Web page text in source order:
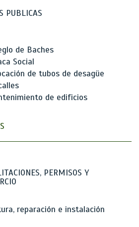
PUBLICAS
de Baches
Social
de tubos de desagüe
de edificios
PERMISOS Y
reparación e instalación